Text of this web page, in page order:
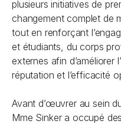
plusieurs initiatives de
changement complet de
tout en renforçant
et étudiants, du corps
externes afin d’améliorer
réputation et l’efficacité
Avant d’œuvrer au sein
Mme Sinker a occupé